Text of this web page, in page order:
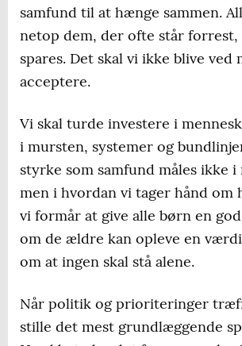
samfund til at hænge sammen.
netop dem, der ofte står forrest,
spares. Det skal vi ikke blive ved
acceptere.
Vi skal turde investere i
i mursten, systemer og
styrke som samfund måles ikke i
men i hvordan vi tager hånd om
vi formår at give alle børn en
om de ældre kan opleve en
om at ingen skal stå alene.
Når politik og prioriteringer
stille det mest grundlæggende